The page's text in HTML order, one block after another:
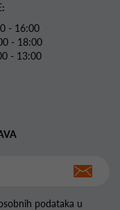
- 16:00
podataka u